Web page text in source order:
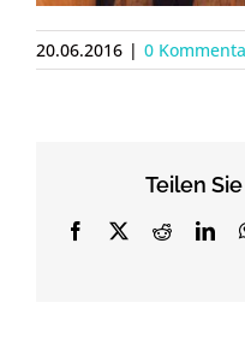
20.06.2016 | 0
Teilen
Facebook
X Reddit